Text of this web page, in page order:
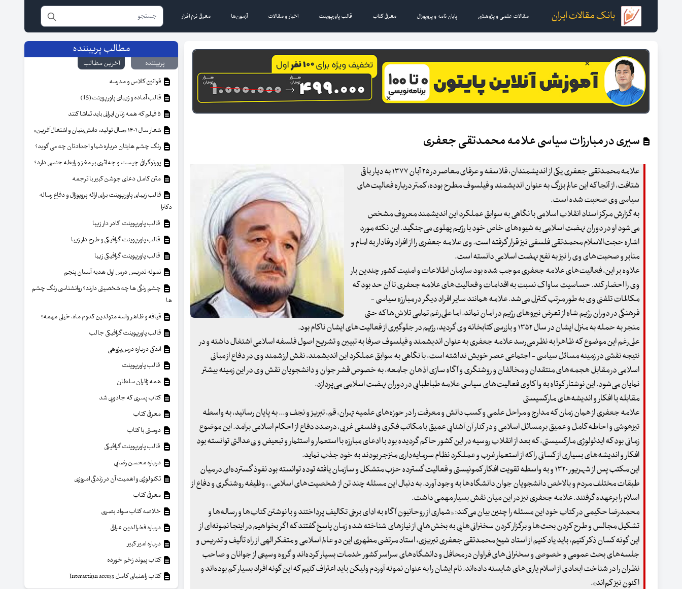
بانک مقالات ایران مقالات علمی و پژوهشی پایان نامه و پروپوزال معرفی کتاب قالب پاورپوینت اخبار و مقالات آزمون‌ها معرفی نرم افزار
سیری در مبارزات سیاسی علامه محمدتقی جعفری
علامه محمدتقی جعفری یکی از اندیشمندان، فلاسفه و عرفای معاصر در ۲۵ آبان ۱۳۷۷ به دیار باقی
شتافت،‌ از آنجا که این عالم بزرگ به عنوان اندیشمند و فیلسوف مطرح بوده، کمتر درباره فعالیت‌های
سیاسی وی صحبت شده است.
به گزارش مرکز اسناد انقلاب اسلامی با نگاهی به سوابق عملکرد این اندیشمند معروف مشخص
می‌شود او در دوران نهضت اسلامی به شیوه‌های‌ خاص خود با رژیم پهلوی می‌جنگید. این نکته مورد
اشاره‌ حجت‌الاسلام محمدتقی فلسفی نیز قرار گرفته است. وی علامه جعفری را از افراد وفادار به امام و
منابر و صحبت‌های وی را نیز به نفع نهضت اسلامی دانسته است.
علاوه بر این، فعالیت‌های علامه جعفری موجب شده بود سازمان اطلاعات و امنیت کشور چندین بار
وی را احضار کند. حساسیت ساواک نسبت به اقدامات و فعالیت‌های علامه جعفری تا آن حد بود که
مکالمات تلفنی وی به طور مرتب کنترل می‌شد. علامه همانند سایر افراد دیگر در مبارزه‌ سیاسی -
فرهنگی در دوران رژیم شاه از تعرض نیروهای رژیم در امان نماند. اما علی‌رغم تمامی تلاش‌ها که حتی
منجر به حمله به منزل ایشان در سال ۱۳۵۲ و بازرسی کتابخانه‌ وی گردید، رژیم در جلوگیری از فعالیت‌های ایشان ناکام بود.
علی‌رغم این موضوع که ظاهرا به نظر می‌رسد علامه جعفری به عنوان اندیشمند و فیلسوف صرفا به تبیین و تشریح اصول فلسفه‌ اسلامی اشتغال داشته و در
نتیجه نقشی در زمینه‌ مسائل سیاسی - اجتماعی عصر خویش نداشته است، با نگاهی به سوابق عملکرد این اندیشمند، نقش ارزشمند وی در دفاع از مبانی
اسلامی در مقابل هجمه‌های منتقدان و مخالفان و روشنگری و آگاه سازی اذهان جامعه، به خصوص قشر جوان و دانشجویان نقش وی در این زمینه بیشتر
نمایان می‌شود. این نوشتار کوتاه به واکاوی فعالیت‌های سیاسی علامه طباطبایی در دوران نهضت اسلامی می‌پردازد.
مقابله با افکار و اندیشه‌های مارکسیستی
علامه جعفری از همان زمان که مدارج و مراحل علمی و کسب دانش و معرفت را در حوزه‌های علمیه‌ تهران، قم، تبریز و نجف و... به پایان رسانید، به واسطه‌
تیزهوشی و احاطه‌ کامل و عمیق بر مسائل اسلامی و در کنار آن آشنایی عمیق با مکاتب فکری و فلسفی غربی، درصدد دفاع از احکام اسلامی برآمد. این موضوع
زمانی بود که ایدئولوژی مارکسیستی، که بعد از انقلاب روسیه در این کشور حاکم گردیده بود با ادعای مبارزه با استعمار و استثمار و تبعیض و بی‌عدالتی توانسته بود
افکار و اندیشه‌های بسیاری از کسانی را که از استعمار غرب و عملکرد نظام سرمایه‌داری منزجر بودند به خود جذب نماید.
این مکتب پس از شهریور ۱۳۲۰ و به واسطه‌ تقویت افکار کمونیستی و فعالیت گسترده‌ حزب متشکل و سازمان یافته‌ توده توانسته بود نفوذ گسترده‌ای در میان
طبقات مختلف مردم و بالاخص دانشجویان جوان دانشگاه‌ها به وجود آورد. به دنبال این مسئله چند تن از شخصیت‌های اسلامی، ، وظیفه‌ روشنگری و دفاع از
اسلام را برعهده گرفتند. علامه جعفری نیز در این میان نقش بسیار مهمی داشت.
محمدرضا حکیمی در کتاب خود این مسئله را چنین بیان می‌کند: «شماری از روحانیون آگاه به ادای برخی تکالیف پرداختند و با نوشتن کتاب‌ها و رساله‌ها و
تشکیل مجالس و طرح کردن بحث‌ها و برگزار کردن سخنرانی‌هایی به بخش‌هایی از نیازهای شناخته شده‌ زمان پاسخ گفتند که اگر بخواهیم در اینجا نمونه‌ای از
این گونه کسان ذکر کنیم، باید یاد کنیم از استاد شیخ محمدتقی جعفری تبریزی، استاد مرتضی مطهری این دو عالم اسلامی و متفکر الهی از راه تألیف و تدریس و
جلسه‌های بحث عمومی و خصوصی و سخنرانی‌های فراوان در محافل و دانشگاه‌های سراسر کشور خدمات بسیار کرده‌اند و گروه وسیعی از جوانان و صاحب
نظران را در شناخت ابعادی از اسلام یاری‌های شایسته داده‌اند. نام ایشان را به عنوان نمونه آوردم ولیکن باید اعتراف کنیم که این گونه افراد بسیار کم بوده‌اند و
اکنون نیز کم‌اند».
مطالب پربیننده
پربیننده
آخرین مطالب
قوانین کلاس و مدرسه
قالب آماده و زیبای پاورپوینت(15)
شعار سال ۱۴۰۱ «سال تولید، دانش‌بنیان و اشتغال‌آفرین»
رنگ چشم هایتان درباره شما و اجدادتان چه می گوید؟
پورنوگرافی چیست و چه اثری بر مغز و رابطه جنسی دارد؟
متن کامل دعای جوشن کبیر با ترجمه
قالب زیبای پاورپوینت برای ارائه پروپوزال و دفاع رساله
دکترا
قالب پاورپوینت کادر دار زیبا
قالب پاورپوینت گرافیکی و طرح دار زیبا
قالب پاورپوینت گرافیکی زیبا
نمونه تدریس درس اول هدیه آسمان پنجم
چشم رنگی ها چه شخصیتی دارند؟ روانشناسی رنگ چشم
ها
قیافه و ظاهر واسه متولدین کدوم ماه، خیلی مهمه؟
قالب پاورپوینت گرافیکی جالب
اندکی درباره درس‌پژوهی
قالب پاورپوینت
همه زائران سلطان
کتاب پسری که جادویی شد
معرفی کتاب
دوستی با کتاب
قالب پاورپوینت گرافیکی
درباره محسن رضایی
تکنولوژی و اهمیت آن در زندگی امروزی
معرفی کتاب
خلاصه کتاب سواد بصری
درباره فخرالدین عراقی
درباره امیر کبیر
کتاب پیوند زخم خورده
کتاب راهنمای کامل Interaction access